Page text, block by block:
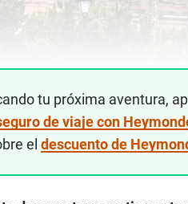
tu próxima aventura,
de viaje con
el descuento de